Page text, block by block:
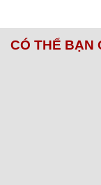
CÓ THỂ BẠN